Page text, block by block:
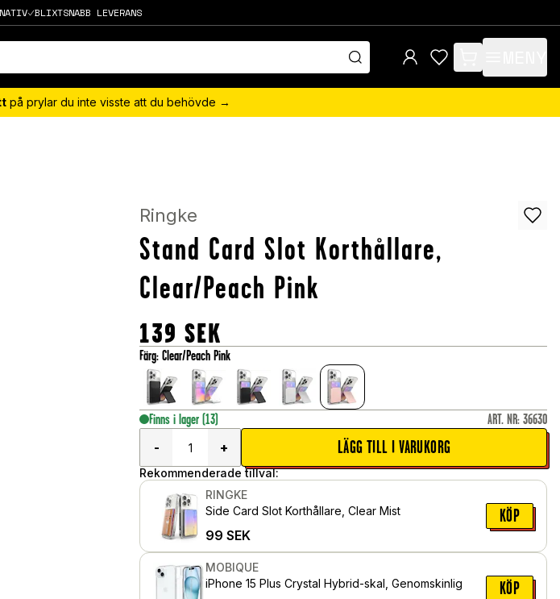
BLIXTSNABB LEVERANS
items in cart, view
på prylar du inte visste att du behövde →
Ringke
Stand Card Slot Korthållare,
Clear/Peach Pink
139 SEK
Färg:Clear/Peach Pink
Finns i lager (13) ART. NR: 36630
-
+ LÄGG TILL I VARUKORG
Rekommenderade tillval:
RINGKE
Side Card Slot Korthållare, Clear Mist
99 SEK
KÖP
MOBIQUE
iPhone 15 Plus Crystal Hybrid-skal, Genomskinlig
KÖP